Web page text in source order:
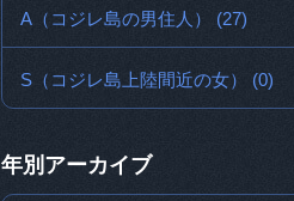
A（コジレ島の男住人） (27)
S（コジレ島上陸間近の女） (0)
年別アーカイブ